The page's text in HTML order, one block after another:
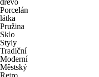
dřevo
Porcelán
látka
Pružina
Sklo
Styly
Tradiční
Moderní
Městský
Retro